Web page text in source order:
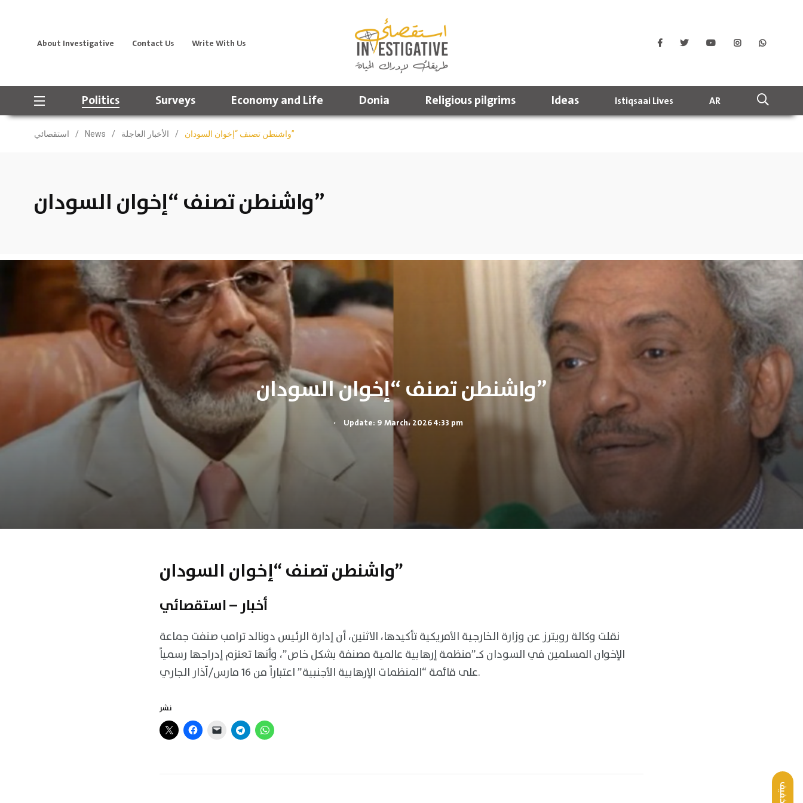
خفيف
About Investigative Contact Us Write With Us
Politics Surveys Economy and Life Donia Religious pilgrims Ideas Istiqsaai Lives AR
استقصائي / News / الأخبار العاجلة / واشنطن تصنف “إخوان السودان”
واشنطن تصنف “إخوان السودان”
واشنطن تصنف “إخوان السودان”
. Update: 9 March، 2026 4:33 pm
واشنطن تصنف “إخوان السودان”
أخبار – استقصائي
نقلت وكالة رويترز عن وزارة الخارجية الأمريكية تأكيدها، الاثنين، أن إدارة الرئيس دونالد ترامب صنفت جماعة
الإخوان المسلمين في السودان كـ”منظمة إرهابية عالمية مصنفة بشكل خاص”، وأنها تعتزم إدراجها رسمياً
على قائمة “المنظمات الإرهابية الأجنبية” اعتباراً من 16 مارس/آذار الجاري.
نشر